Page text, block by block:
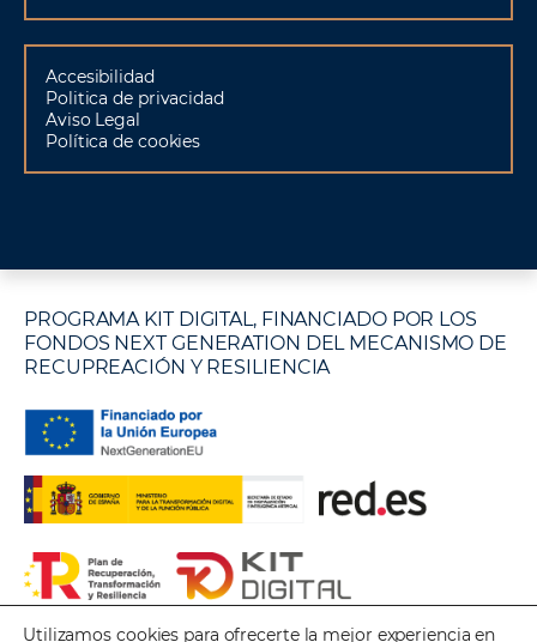
Accesibilidad
Politica de privacidad
Aviso Legal
Política de cookies
PROGRAMA KIT DIGITAL, FINANCIADO POR LOS
FONDOS NEXT GENERATION DEL MECANISMO DE
RECUPREACIÓN Y RESILIENCIA
Utilizamos cookies para ofrecerte la mejor experiencia en